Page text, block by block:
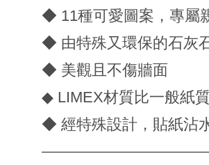
◆ 11種可愛圖案，專屬
◆ 由特殊又環保的石灰
◆ 美觀且不傷牆面
◆ LIMEX材質比一般紙
◆ 經特殊設計，貼紙沾